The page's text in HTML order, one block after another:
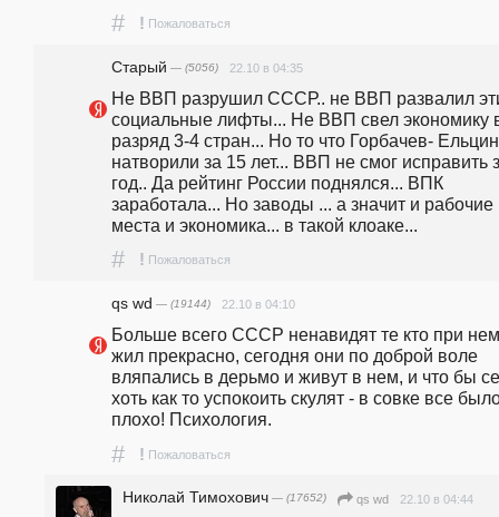
# ! Пожаловаться
Старый — (5056) 22.10 в 04:35
Не ВВП разрушил СССР.. не ВВП развалил
социальные лифты... Не ВВП свел экономику
разряд 3-4 стран... Но то что Горбачев- Ельцин
натворили за 15 лет... ВВП не смог исправить
год.. Да рейтинг России поднялся... ВПК
заработала... Но заводы ... а значит и рабочие
места и экономика... в такой клоаке...
# ! Пожаловаться
qs wd — (19144) 22.10 в 04:10
Больше всего СССР ненавидят те кто при нем
жил прекрасно, сегодня они по доброй воле
вляпались в дерьмо и живут в нем, и что бы
хоть как то успокоить скулят - в совке все
плохо! Психология.
# ! Пожаловаться
Николай Тимохович — (17652) qs wd 22.10 в 04:44